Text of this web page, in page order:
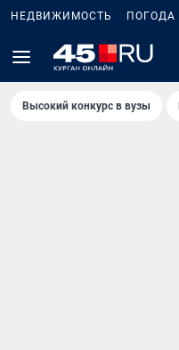
НЕДВИЖИМОСТЬ ПОГОДА
Высокий конкурс в вузы